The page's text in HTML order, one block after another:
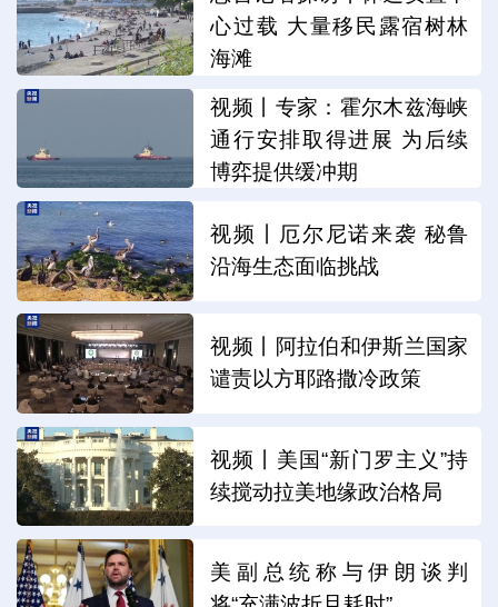
心过载 大量移民露宿树林
海滩
视频丨专家：霍尔木兹海峡
通行安排取得进展 为后续
博弈提供缓冲期
视频丨厄尔尼诺来袭 秘鲁
沿海生态面临挑战
视频丨阿拉伯和伊斯兰国家
谴责以方耶路撒冷政策
视频丨美国“新门罗主义”持
续搅动拉美地缘政治格局
美副总统称与伊朗谈判